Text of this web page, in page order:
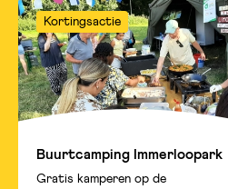
Kortingsactie
Buurtcamping Immerloopark
Gratis kamperen op de